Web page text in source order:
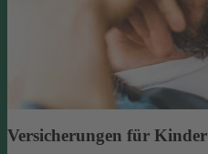
Versicherungen für Kinder